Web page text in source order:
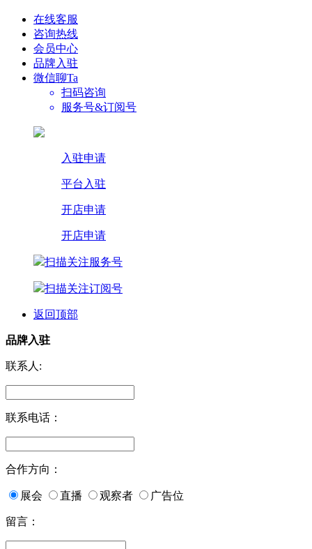
在线客服
咨询热线
会员中心
品牌入驻
微信聊Ta
扫码咨询
服务号&订阅号
入驻申请
平台入驻
开店申请
开店申请
扫描关注服务号
扫描关注订阅号
返回顶部
品牌入驻
联系人:
联系电话：
合作方向：
展会 直播 观察者 广告位
留言：